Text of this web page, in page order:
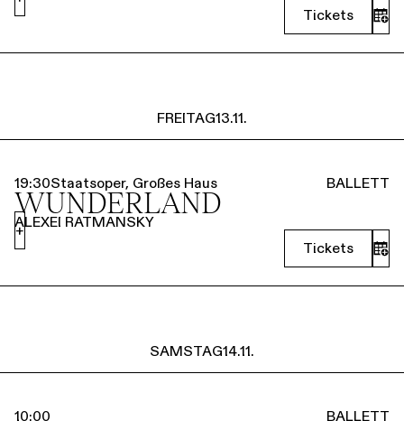
Tickets
FREITAG13.11.
19:30Staatsoper, Großes Haus BALLETT
WUNDERLAND
ALEXEI RATMANSKY
Tickets
+
SAMSTAG14.11.
10:00 BALLETT